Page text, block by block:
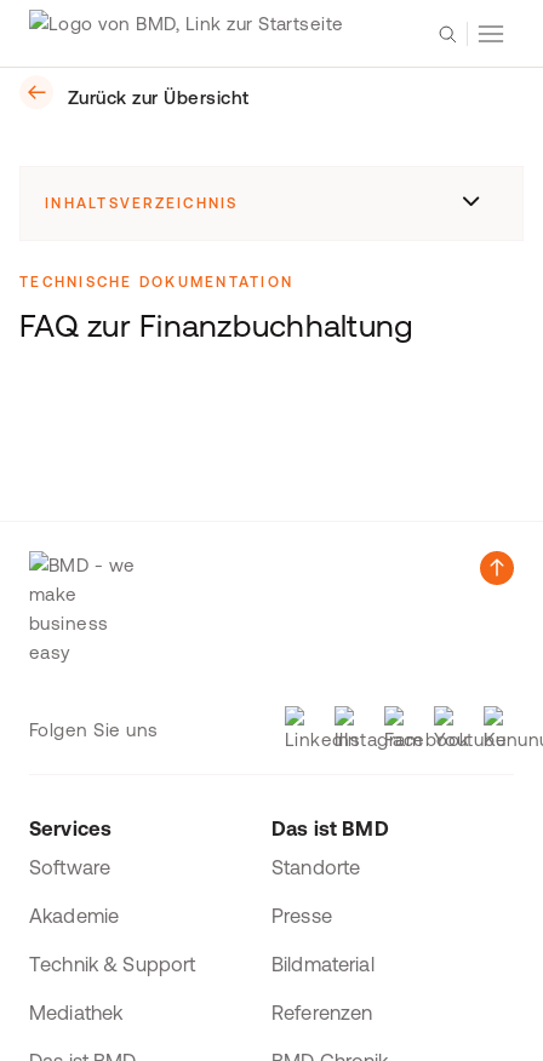
Zurück zur Übersicht
INHALTSVERZEICHNIS
TECHNISCHE DOKUMENTATION
FAQ zur Finanzbuchhaltung
Folgen Sie uns
Services
Software
Akademie
Technik & Support
Mediathek
Das ist BMD
Standorte
Presse
Bildmaterial
Referenzen